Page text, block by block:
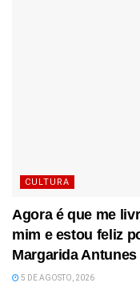
CULTURA
Agora é que me
mim e estou feliz
Margarida Antunes
5 DE AGOSTO, 2026